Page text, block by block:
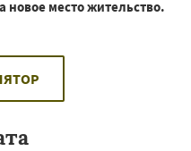
место жительство.